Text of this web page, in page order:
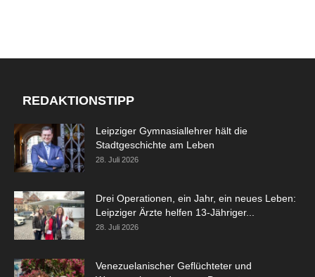
REDAKTIONSTIPP
Leipziger Gymnasiallehrer hält die
Stadtgeschichte am Leben
28. Juli 2026
Drei Operationen, ein Jahr, ein neues Leben:
Leipziger Ärzte helfen 13-Jähriger...
28. Juli 2026
Venezuelanischer Geflüchteter und